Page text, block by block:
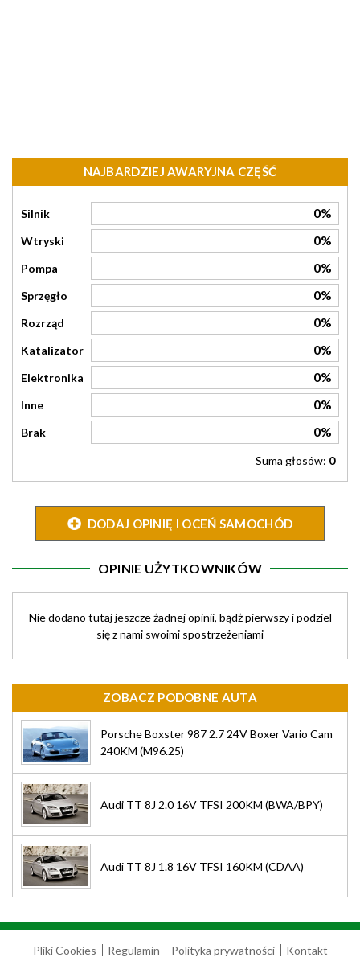
NAJBARDZIEJ AWARYJNA CZĘŚĆ
Silnik 0%
Wtryski 0%
Pompa 0%
Sprzęgło 0%
Rozrząd 0%
Katalizator 0%
Elektronika 0%
Inne 0%
Brak 0%
Suma głosów: 0
DODAJ OPINIĘ I OCEŃ SAMOCHÓD
OPINIE UŻYTKOWNIKÓW
Nie dodano tutaj jeszcze żadnej opinii, bądż pierwszy i podziel
się z nami swoimi spostrzeżeniami
ZOBACZ PODOBNE AUTA
Porsche Boxster 987 2.7 24V Boxer Vario Cam
240KM (M96.25)
Audi TT 8J 2.0 16V TFSI 200KM (BWA/BPY)
Audi TT 8J 1.8 16V TFSI 160KM (CDAA)
Pliki Cookies Regulamin Polityka prywatności Kontakt